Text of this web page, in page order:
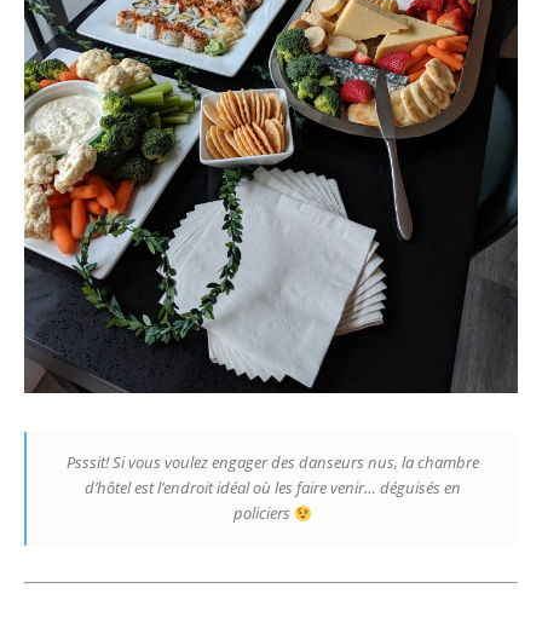
Psssit! Si vous voulez engager des danseurs nus, la chambre
d’hôtel est l’endroit idéal où les faire venir… déguisés en
policiers